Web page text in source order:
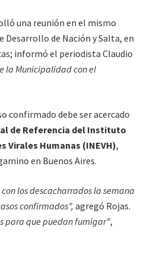
una reunión en el mismo
Desarrollo de Nación y Salta, en
informó el periodista Claudio
la Municipalidad con el
confirmado debe ser acercado
de Referencia del Instituto
Virales Humanas (INEVH),
en Buenos Aires.
los descacharrados la semana
confirmados”, agregó Rojas.
para que puedan fumigar”,